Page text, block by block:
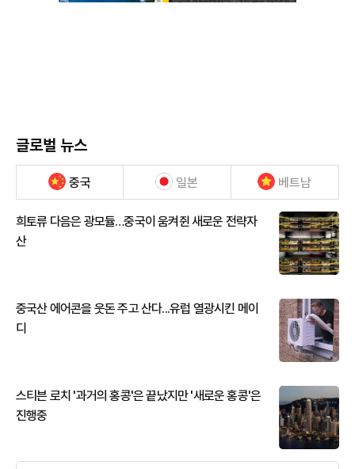
글로벌 뉴스
중국 일본 베트남
희토류 다음은 광모듈…중국이 움켜쥔 새로운 전략자
산
중국산 에어콘을 웃돈 주고 산다...유럽 열광시킨 메이
디
스티븐 로치 '과거의 홍콩'은 끝났지만 '새로운 홍콩'은
진행중